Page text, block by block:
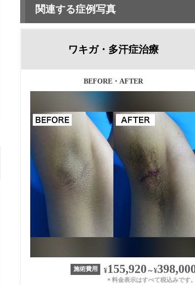
関連する症例写真
ワキガ・多汗症治療
BEFORE・AFTER
施術費用 ¥155,920 ～¥
＊ 料金表示はすべて税込みです。